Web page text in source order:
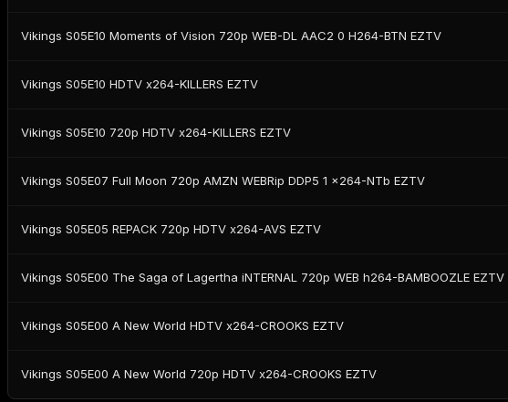
Vikings S05E10 Moments of Vision 720p WEB-DL AAC2 0 H264-BTN EZTV
Vikings S05E10 HDTV x264-KILLERS EZTV
Vikings S05E10 720p HDTV x264-KILLERS EZTV
Vikings S05E07 Full Moon 720p AMZN WEBRip DDP5 1 x264-NTb EZTV
Vikings S05E05 REPACK 720p HDTV x264-AVS EZTV
Vikings S05E00 The Saga of Lagertha iNTERNAL 720p WEB h264-BAMBOOZLE EZTV
Vikings S05E00 A New World HDTV x264-CROOKS EZTV
Vikings S05E00 A New World 720p HDTV x264-CROOKS EZTV